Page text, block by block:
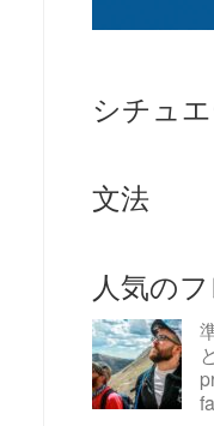
シチュ
文法
人気の